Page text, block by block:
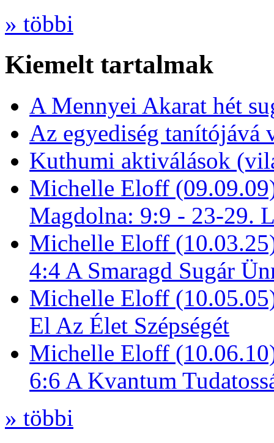
» többi
Kiemelt tartalmak
A Mennyei Akarat hét
Az egyediség tanítójává
Kuthumi aktiválások
Michelle Eloff
Magdolna: 9:9 - 23-29.
Michelle Eloff
4:4 A Smaragd Sugár
Michelle Eloff
El Az Élet Szépségét
Michelle Eloff
6:6 A Kvantum
» többi